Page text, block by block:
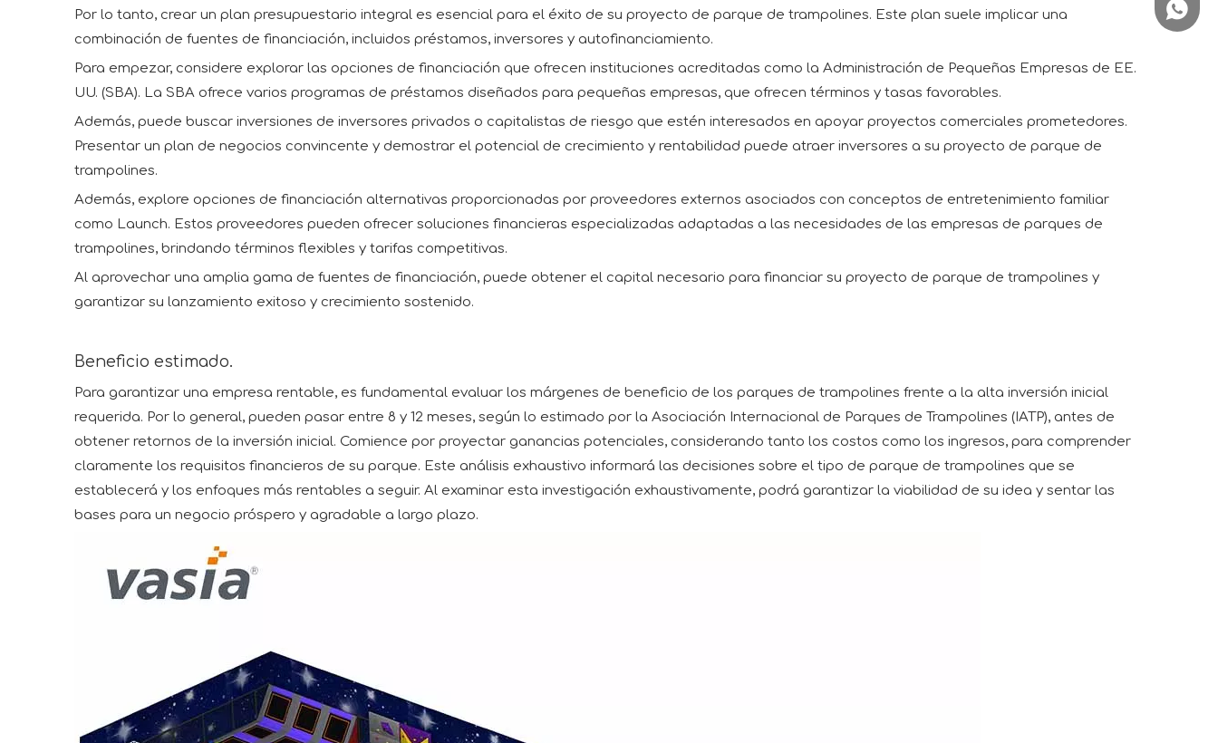
Por lo tanto, crear un plan presupuestario integral es esencial para el éxito de su proyecto de parque de trampolines. Este plan suele implicar una
combinación de fuentes de financiación, incluidos préstamos, inversores y autofinanciamiento.
Para empezar, considere explorar las opciones de financiación que ofrecen instituciones acreditadas como la Administración de Pequeñas Empresas de EE.
UU. (SBA). La SBA ofrece varios programas de préstamos diseñados para pequeñas empresas, que ofrecen términos y tasas favorables.
Además, puede buscar inversiones de inversores privados o capitalistas de riesgo que estén interesados ​​en apoyar proyectos comerciales prometedores.
Presentar un plan de negocios convincente y demostrar el potencial de crecimiento y rentabilidad puede atraer inversores a su proyecto de parque de
trampolines.
Además, explore opciones de financiación alternativas proporcionadas por proveedores externos asociados con conceptos de entretenimiento familiar
como Launch. Estos proveedores pueden ofrecer soluciones financieras especializadas adaptadas a las necesidades de las empresas de parques de
trampolines, brindando términos flexibles y tarifas competitivas.
Al aprovechar una amplia gama de fuentes de financiación, puede obtener el capital necesario para financiar su proyecto de parque de trampolines y
garantizar su lanzamiento exitoso y crecimiento sostenido.
Beneficio estimado.
Para garantizar una empresa rentable, es fundamental evaluar los márgenes de beneficio de los parques de trampolines frente a la alta inversión inicial
requerida. Por lo general, pueden pasar entre 8 y 12 meses, según lo estimado por la Asociación Internacional de Parques de Trampolines (IATP), antes de
obtener retornos de la inversión inicial. Comience por proyectar ganancias potenciales, considerando tanto los costos como los ingresos, para comprender
claramente los requisitos financieros de su parque. Este análisis exhaustivo informará las decisiones sobre el tipo de parque de trampolines que se
establecerá y los enfoques más rentables a seguir. Al examinar esta investigación exhaustivamente, podrá garantizar la viabilidad de su idea y sentar las
bases para un negocio próspero y agradable a largo plazo.